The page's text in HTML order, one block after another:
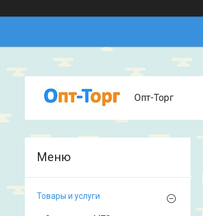
Опт-Торг
Товары и услуги